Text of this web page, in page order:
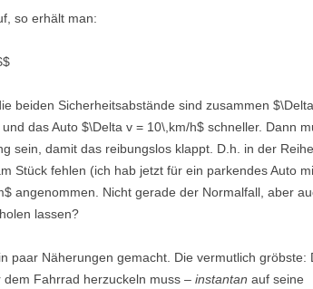
so erhält man:
beiden Sicherheitsabstände sind zusammen
das Auto $\Delta v = 10\,km/h$ schneller. Dann
sein, damit das reibungslos klappt. D.h. in der
Stück fehlen (ich hab jetzt für ein parkendes Auto
angenommen. Nicht gerade der Normalfall, aber
lassen?
paar Näherungen gemacht. Die vermutlich gröbste:
Fahrrad herzuckeln muss – instantan auf seine